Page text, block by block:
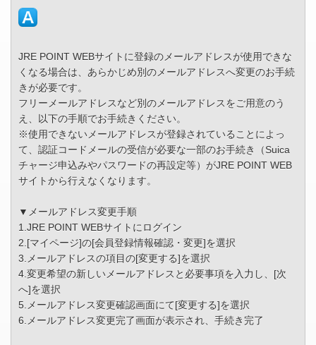
JRE POINT WEBサイトに登録のメールアドレスが使用できな
くなる場合は、あらかじめ別のメールアドレスへ変更のお手続
きが必要です。
フリーメールアドレスなど別のメールアドレスをご用意のう
え、以下の手順でお手続きください。
※使用できないメールアドレスが登録されていることによっ
て、認証コードメールの受信が必要な一部のお手続き（Suica
チャージ申込みやパスワードの再設定等）がJRE POINT WEB
サイトから行えなくなります。
▼メールアドレス変更手順
1.JRE POINT WEBサイトにログイン
2.[マイページ]の[会員登録情報確認・変更]を選択
3.メールアドレスの項目の[変更する]を選択
4.変更希望の新しいメールアドレスと必要事項を入力し、[次
へ]を選択
5.メールアドレス変更確認画面にて[変更する]を選択
6.メールアドレス変更完了画面が表示され、手続き完了